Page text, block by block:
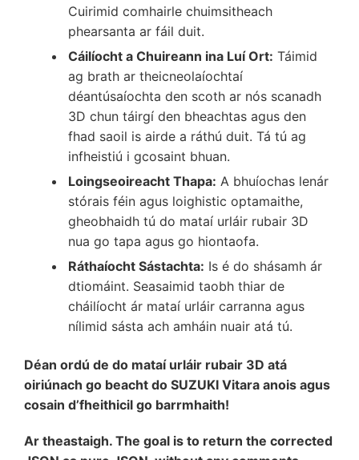
Cuirimid comhairle chuimsitheach
phearsanta ar fáil duit.
Cáilíocht a Chuireann ina Luí Ort: Táimid
ag brath ar theicneolaíochtaí
déantúsaíochta den scoth ar nós scanadh
3D chun táirgí den bheachtas agus den
fhad saoil is airde a ráthú duit. Tá tú ag
infheistiú i gcosaint bhuan.
Loingseoireacht Thapa: A bhuíochas lenár
stórais féin agus loighistic optamaithe,
gheobhaidh tú do mataí urláir rubair 3D
nua go tapa agus go hiontaofa.
Ráthaíocht Sástachta: Is é do shásamh ár
dtiomáint. Seasaimid taobh thiar de
cháilíocht ár mataí urláir carranna agus
nílimid sásta ach amháin nuair atá tú.
Déan ordú de do mataí urláir rubair 3D atá
oiriúnach go beacht do SUZUKI Vitara anois agus
cosain d’fheithicil go barrmhaith!
Ar theastaigh. The goal is to return the corrected